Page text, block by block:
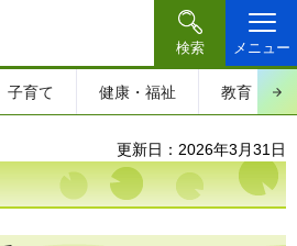
検索 メニュー
子育て 健康・福祉 教育・文
更新日：2026年3月31日